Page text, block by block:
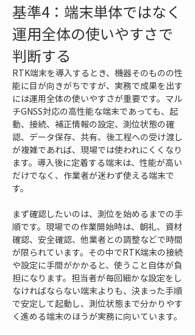
基準4：端末単体ではなく
運用全体の使いやすさで
判断する
RTK端末を導入するとき、機器そのものの性
能に目が向きがちですが、実務で成果を出す
には運用全体の使いやすさが重要です。マル
チGNSS対応の高性能な端末であっても、起
動、接続、補正情報の設定、測位状態の確
認、データ保存、共有、後工程への受け渡し
が複雑であれば、現場では使われにくくなり
ます。導入後に定着する端末は、性能が高い
だけでなく、作業者が迷わず使える端末で
す。
まず確認したいのは、測位を始めるまでの手
順です。現場での作業開始時は、朝礼、資材
確認、安全確認、他業者との調整などで時間
が限られています。その中でRTK端末の接続
や設定に手間がかかると、使うこと自体が負
担になります。担当者が毎回細かな設定をし
なければならない端末よりも、決まった手順
で安定して起動し、測位状態まで分かりやす
く進める端末のほうが実務に向いています。